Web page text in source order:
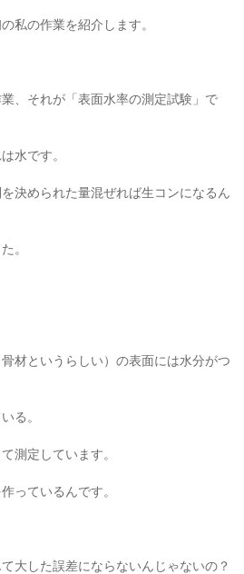
私の作業を紹介します。
、それが「表面水率の測定試験」で
水です。
決められた量混ぜれば生コンになるん
。
材というらしい）の表面には水分がつ
る。
測定しています。
っているんです。
大した誤差にならないんじゃないの？